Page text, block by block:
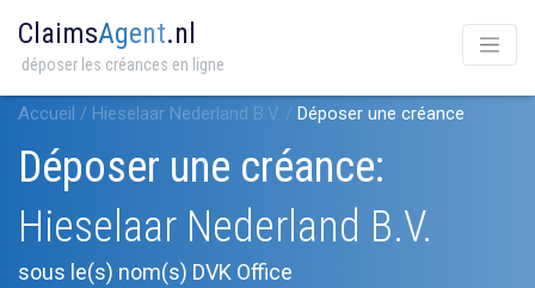
ClaimsAgent.nl
déposer les créances en ligne
Accueil / Hieselaar Nederland B.V. / Déposer une créance
Déposer une créance:
Hieselaar Nederland B.V.
sous le(s) nom(s) DVK Office